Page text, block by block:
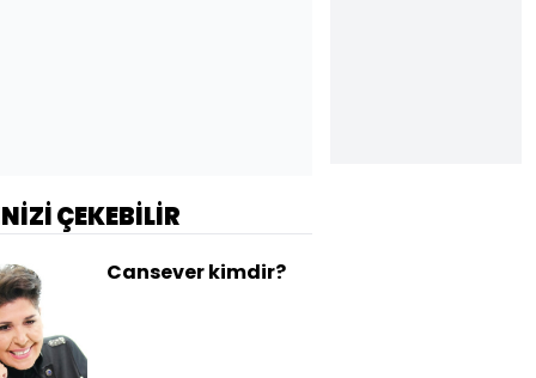
ÇEKEBİLİR
Cansever kimdir?